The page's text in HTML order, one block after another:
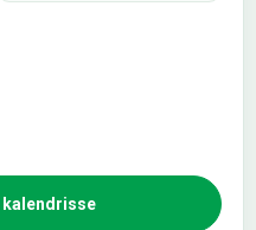
kalendrisse